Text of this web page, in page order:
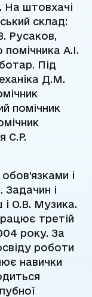
На штовхачі
склад:
Русаков,
А.І.
Під
Д.М.
помічник
С.Р.
і
і
О.В. Музика.
третій
року. За
роботи
навички